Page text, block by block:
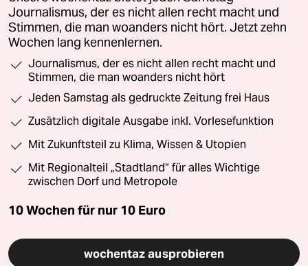
Journalismus, der es nicht allen recht macht und
Stimmen, die man woanders nicht hört. Jetzt zehn
Wochen lang kennenlernen.
Journalismus, der es nicht allen recht macht und
Stimmen, die man woanders nicht hört
Jeden Samstag als gedruckte Zeitung frei Haus
Zusätzlich digitale Ausgabe inkl. Vorlesefunktion
Mit Zukunftsteil zu Klima, Wissen & Utopien
Mit Regionalteil „Stadtland“ für alles Wichtige
zwischen Dorf und Metropole
10 Wochen für nur 10 Euro
wochentaz ausprobieren